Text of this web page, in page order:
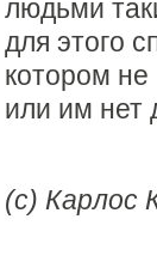
людьми
для этого
котором
или им нет
(c) Карлос